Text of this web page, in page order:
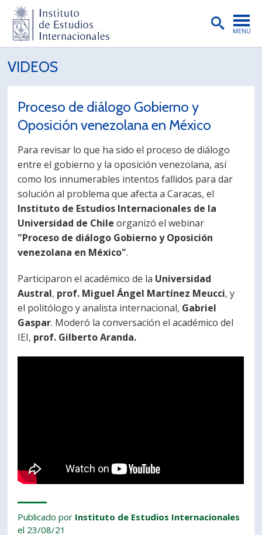
MENÚ
INSTITUTO
PREGRADO
POSTGRADO
INVESTIGACIÓN
EXTENSIÓN
PUBLICACIONES
BIBLIOTECA
ENGLISH
PORTUGUÊS
Postulantes
Estudiantes
Académicos
Egresados
VIDEOS
Proceso de diálogo Gobierno y
Oposición venezolana en México
Para revisar lo que ha sido el proceso de diálogo
entre el gobierno y la oposición venezolana, así
como los innumerables intentos fallidos para dar
solución al problema que afecta a Caracas, el
Instituto de Estudios Internacionales de la
Universidad de Chile organizó el webinar
"Proceso de diálogo Gobierno y Oposición
venezolana en México".
Participaron el académico de la Universidad
Austral, prof. Miguel Ángel Martínez Meucci, y
el politólogo y analista internacional, Gabriel
Gaspar. Moderó la conversación el académico del
IEI, prof. Gilberto Aranda.
Publicado por Instituto de Estudios Internacionales
el 23/08/21